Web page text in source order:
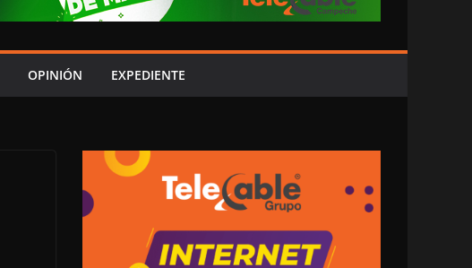
OPINIÓN EXPEDIENTE